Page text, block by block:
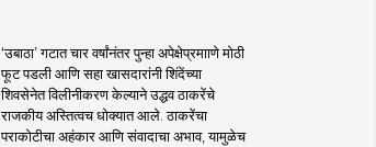
‘उबाठा’ गटात चार वर्षांनंतर पुन्हा अपेक्षेप्रमााणे मोठी
फूट पडली आणि सहा खासदारांनी शिंदेंच्या
शिवसेनेत विलीनीकरण केल्याने उद्धव ठाकरेंचे
राजकीय अस्तित्वच धोक्यात आले. ठाकरेंचा
पराकोटीचा अहंकार आणि संवादाचा अभाव, यामुळेच